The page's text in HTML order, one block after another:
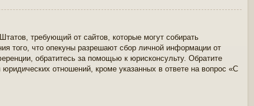
требующий от сайтов, которые могут собирать
того, что опекуны разрешают сбор личной информации от
обратитесь за помощью к юрисконсульту. Обратите
отношений, кроме указанных в ответе на вопрос «С